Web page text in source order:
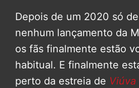
Depois de um 2020 só
nenhum lançamento da
os fãs finalmente estão
habitual. E finalmente
perto da estreia de Viúva